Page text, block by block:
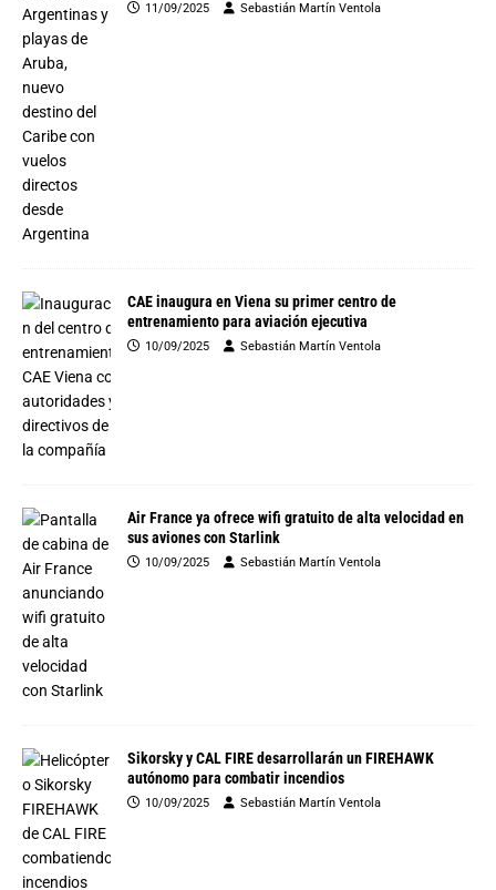
11/09/2025 Sebastián Martín Ventola
CAE inaugura en Viena su primer centro de
entrenamiento para aviación ejecutiva
10/09/2025 Sebastián Martín Ventola
Air France ya ofrece wifi gratuito de alta velocidad en
sus aviones con Starlink
10/09/2025 Sebastián Martín Ventola
Sikorsky y CAL FIRE desarrollarán un FIREHAWK
autónomo para combatir incendios
10/09/2025 Sebastián Martín Ventola